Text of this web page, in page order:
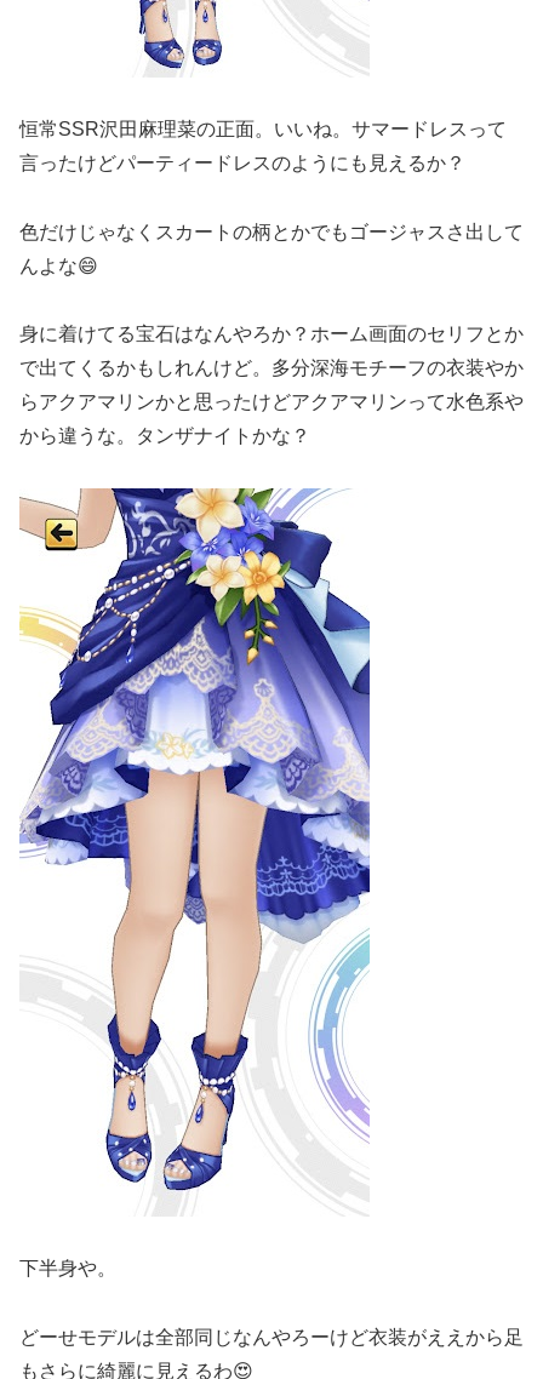
恒常SSR沢田麻理菜の正面。いいね。サマードレスって
言ったけどパーティードレスのようにも見えるか？
色だけじゃなくスカートの柄とかでもゴージャスさ出して
んよな😄
身に着けてる宝石はなんやろか？ホーム画面のセリフとか
で出てくるかもしれんけど。多分深海モチーフの衣装やか
らアクアマリンかと思ったけどアクアマリンって水色系や
から違うな。タンザナイトかな？
下半身や。
どーせモデルは全部同じなんやろーけど衣装がええから足
もさらに綺麗に見えるわ😍